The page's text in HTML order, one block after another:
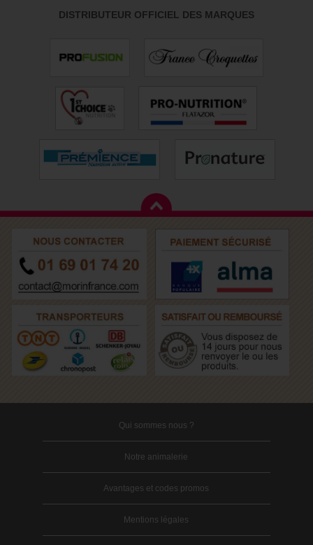
DISTRIBUTEUR OFFICIEL DES MARQUES
Qui sommes nous ?
Notre animalerie
Avantages et codes promos
Mentions légales